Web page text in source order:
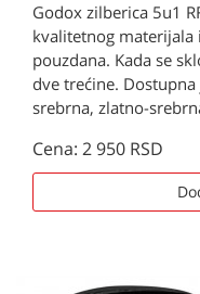
Godox zilberica 5u1
kvalitetnog materijala
pouzdana. Kada se
dve trećine.
srebrna, zlatno-
Cena: 2 950 RSD